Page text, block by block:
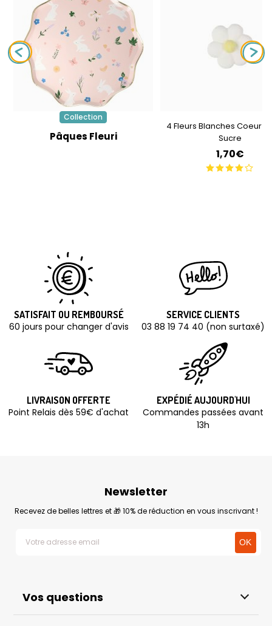
Collection
Pâques Fleuri
4 Fleurs Blanches Coeur
Sucre
1,70€
SATISFAIT OU REMBOURSÉ
60 jours pour changer d'avis
SERVICE CLIENTS
03 88 19 74 40 (non surtaxé)
LIVRAISON OFFERTE
Point Relais dès 59€ d'achat
EXPÉDIÉ AUJOURD'HUI
Commandes passées avant
13h
Vos questions
Newsletter
Recevez de belles lettres et 🎁 10% de réduction en vous inscrivant !